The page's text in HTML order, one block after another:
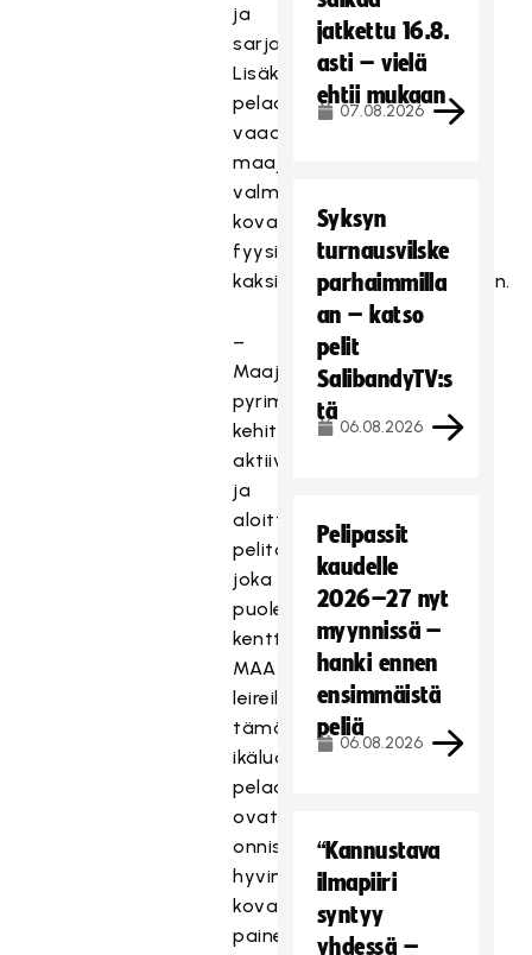
ja
sarjapeleistä.
Lisäksi
pelaajilta
vaaditaan
maajoukkueympäristössä
valmiutta
kovaan
fyysiseen
kaksinkamppailupelaamiseen.
–
Maajoukkueleirillä
pyrimme
kehittämään
aktiivista
ja
aloitteellista
pelitapaa
joka
puolella
kenttää.
MAAJOUKKUETIE-
leireillä
tämän
ikäluokan
pelaajat
ovat
onnistuneet
hyvin
kovan
paineen
jatkettu 16.8.
asti – vielä
ehtii mukaan
07.08.2026
Syksyn
turnausvilske
parhaimmilla
an – katso
pelit
SalibandyTV:s
tä
06.08.2026
Pelipassit
kaudelle
2026–27 nyt
myynnissä –
hanki ennen
ensimmäistä
peliä
06.08.2026
“Kannustava
ilmapiiri
syntyy
yhdessä –